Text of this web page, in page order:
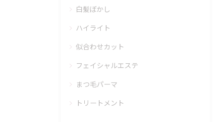
白髪ぼかし
ハイライト
似合わせカット
フェイシャルエステ
まつ毛パーマ
トリートメント